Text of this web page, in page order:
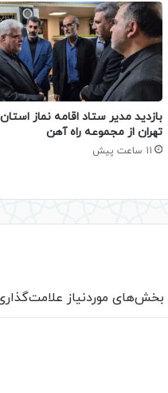
بازدید مدیر ستاد اقامه نماز استان
تهران از مجموعه راه آهن
11 ساعت پیش
بخش‌های موردنیاز